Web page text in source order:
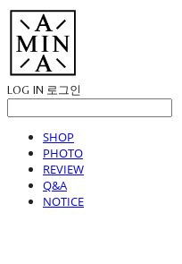
LOG IN 로그인
SHOP
PHOTO
REVIEW
Q&A
NOTICE